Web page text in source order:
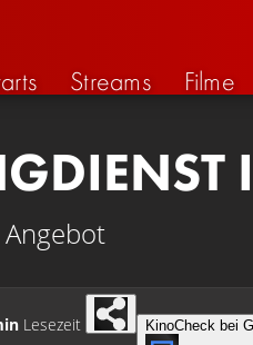
Streams Filme
Lesezeit KinoCheck bei